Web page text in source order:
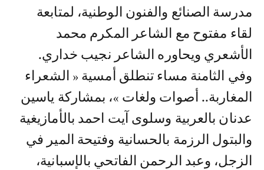
مدرسة الصنائع والفنون الوطنية، لمتابعة
لقاء مفتوح مع الشاعر المكرم محمد
الأشعري ويحاوره الشاعر نجيب خداري.
وفي الثامنة مساء تنطلق أمسية « الشعراء
المغاربة.. أصوات ولغات »، بمشاركة ياسين
عدنان بالعربية وسلوى آيت احمد بالأمازيغية
والبتول الرزمة بالحسانية وفتيحة المير في
الزجل، وعبد الرحمن الفاتحي بالإسبانية،